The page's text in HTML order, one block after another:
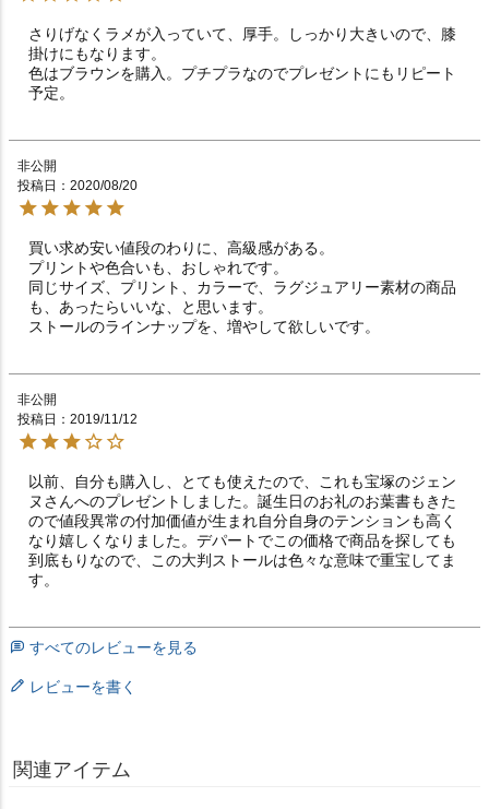
さりげなくラメが入っていて、厚手。しっかり大きいので、膝
掛けにもなります。
色はブラウンを購入。プチプラなのでプレゼントにもリピート
予定。
非公開
投稿日
2020/08/20
買い求め安い値段のわりに、高級感がある。
プリントや色合いも、おしゃれです。
同じサイズ、プリント、カラーで、ラグジュアリー素材の商品
も、あったらいいな、と思います。
非公開
投稿日
2019/11/12
以前、自分も購入し、とても使えたので、これも宝塚のジェン
ヌさんへのプレゼントしました。誕生日のお礼のお葉書もきた
ので値段異常の付加価値が生まれ自分自身のテンションも高く
なり嬉しくなりました。デパートでこの価格で商品を探しても
到底もりなので、この大判ストールは色々な意味で重宝してま
すべてのレビューを見る
レビューを書く
関連アイテム